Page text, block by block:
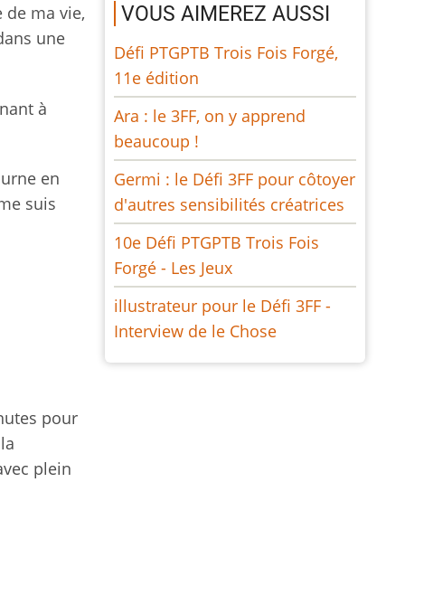
de ma vie,
une
à
en
suis
pour
plein
VOUS AIMEREZ AUSSI
Défi PTGPTB Trois Fois Forgé,
11e édition
Ara : le 3FF, on y apprend
beaucoup !
Germi : le Défi 3FF pour côtoyer
d'autres sensibilités créatrices
10e Défi PTGPTB Trois Fois
Forgé - Les Jeux
illustrateur pour le Défi 3FF -
Interview de le Chose